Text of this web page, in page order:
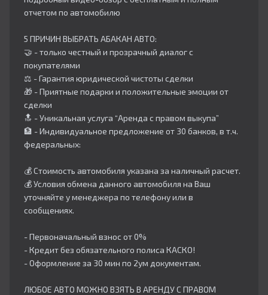
отчетом по автомобилю
5 ПРИЧИН ВЫБРАТЬ АБАКАН АВТО:
🤝 - только честный и прозрачный диалог с
покупателями
⚖️ - Гарантия юридической чистоты сделки
🎁 - Приятные подарки и положительные эмоции от
сделки
🔝 - Уникальная услуга “Аренда с правом выкупа”
🏦 - Индивидуальное предложение от 30 банков, в т.ч.
федеральных:
💰 Стоимость автомобиля указана за наличный расчет.
💰 Условия обмена данного автомобиля на Ваш
уточняйте у менеджера по телефону или в
сообщениях.
- Первоначальный взнос от 0%
- Кредит без обязательного полиса КАСКО!
- Оформление за 30 мин по 2ум документам.
ЛЮБОЕ АВТО МОЖНО ВЗЯТЬ В АРЕНДУ С ПРАВОМ